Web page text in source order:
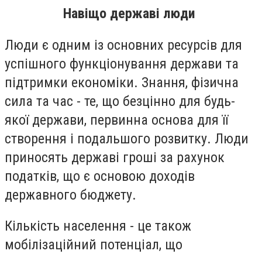
Навіщо державі люди
Люди є одним із основних ресурсів для
успішного функціонування держави та
підтримки економіки. Знання, фізична
сила та час - те, що безцінно для будь-
якої держави, первинна основа для її
створення і подальшого розвитку. Люди
приносять державі гроші за рахунок
податків, що є основою доходів
державного бюджету.
Кількість населення - це також
мобілізаційний потенціал, що